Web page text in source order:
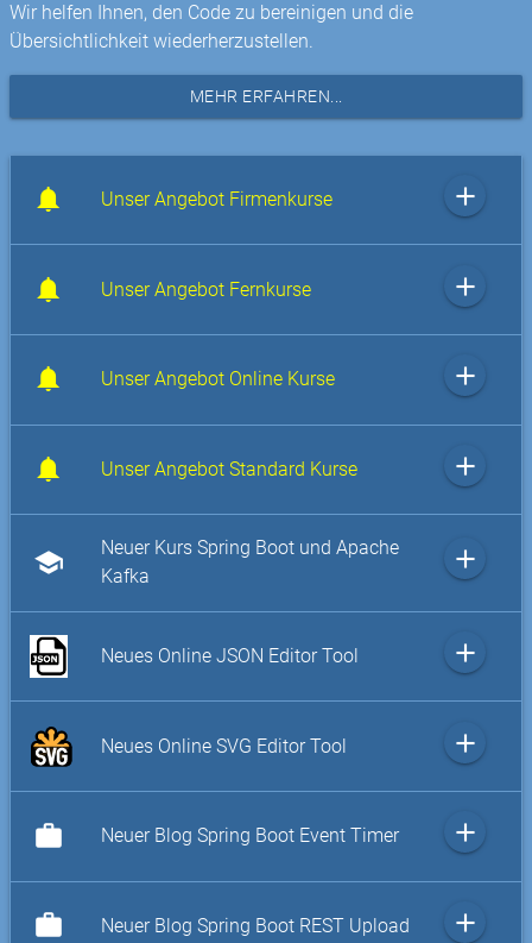
Wir helfen Ihnen, den Code zu bereinigen und die
Übersichtlichkeit wiederherzustellen.
MEHR ERFAHREN...
Unser Angebot Firmenkurse add
Unser Angebot Fernkurse add
Unser Angebot Online Kurse add
Unser Angebot Standard Kurse add
school
Neuer Kurs Spring Boot und Apache
Kafka
add
Neues Online JSON Editor Tool add
Neues Online SVG Editor Tool add
work Neuer Blog Spring Boot Event Timer add
work Neuer Blog Spring Boot REST Upload add